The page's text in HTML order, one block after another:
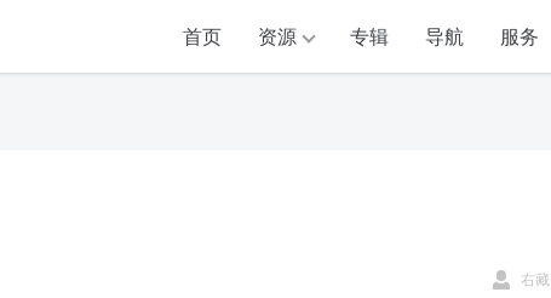
首页 资源 专辑 导航 服务
右藏